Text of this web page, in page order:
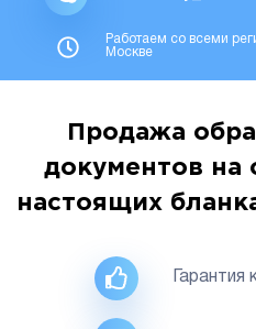
Работаем со всеми
Москве
Продажа
документов на
настоящих
Гарантия